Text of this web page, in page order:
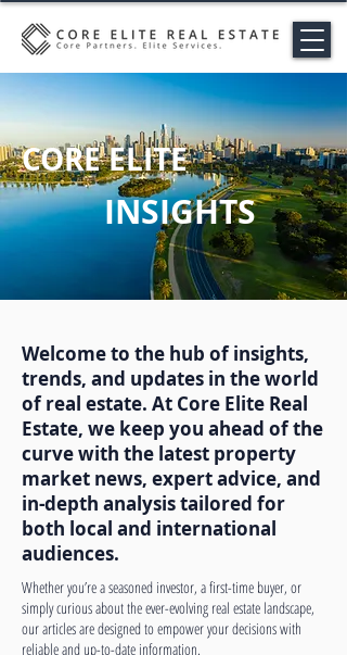
CORE ELITE
INSIGHTS
Welcome to the hub of insights,
trends, and updates in the world
of real estate. At Core Elite Real
Estate, we keep you ahead of the
curve with the latest property
market news, expert advice, and
in-depth analysis tailored for
both local and international
audiences.
Whether you’re a seasoned investor, a first-time buyer, or
simply curious about the ever-evolving real estate landscape,
our articles are designed to empower your decisions with
reliable and up-to-date information.